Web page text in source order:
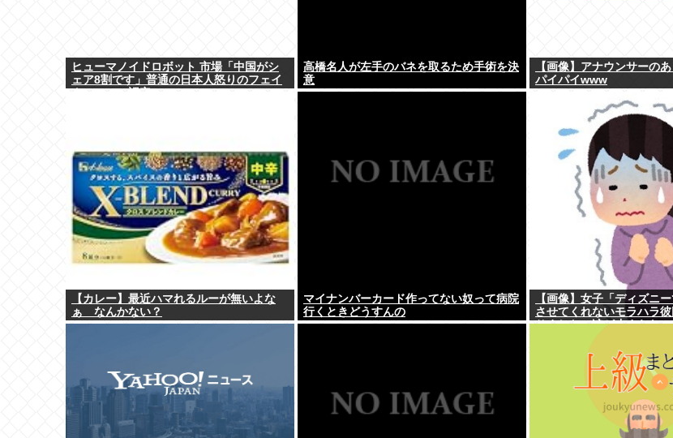
ヒューマノイドロボット 市場「中国がシ
ェア8割です」普通の日本人怒りのフェイ
高橋名人が左手のバネを取るため手術を決
意
【画像】アナウンサーの
パイパイwww
【カレー】最近ハマれるルーが無いよな
ぁ なんかない？
マイナンバーカード作ってない奴って病院
行くときどうすんの
【画像】女子「ディズニ
させてくれないモラハラ
りました。涙が止まらな